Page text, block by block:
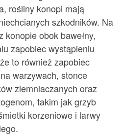
rośliny konopi mają
szkodników. Na
konopie obok bawełny,
zapobiec wystąpieniu
to również zapobiec
warzywach, stonce
ziemniaczanych oraz
takim jak grzyb
korzeniowe i larwy